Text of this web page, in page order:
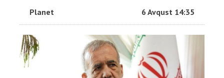
Planet 6 Avqust 14:35